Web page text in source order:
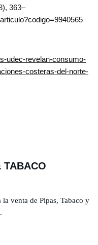
363–
udec-revelan-consumo-
costeras-del-norte-
TABACO
venta de Pipas, Tabaco y